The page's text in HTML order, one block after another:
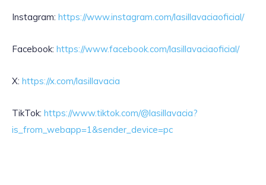
Instagram: https://www.instagram.com/lasillavaciaoficial/
Facebook: https://www.facebook.com/lasillavaciaoficial/
X: https://x.com/lasillavacia
TikTok: https://www.tiktok.com/@lasillavacia?
is_from_webapp=1&sender_device=pc